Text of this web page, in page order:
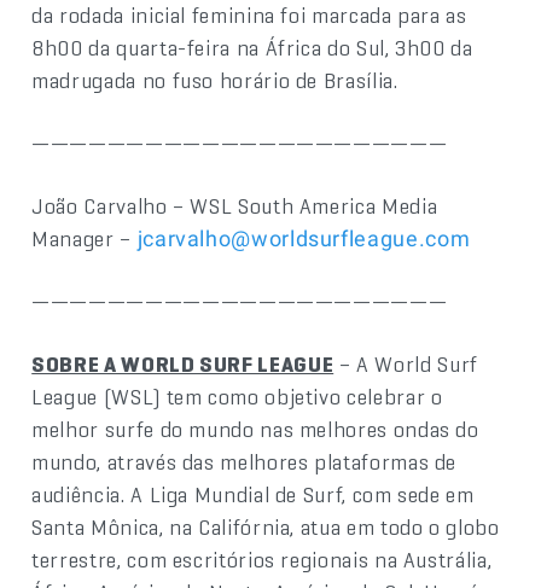
da rodada inicial feminina foi marcada para as
8h00 da quarta-feira na África do Sul, 3h00 da
madrugada no fuso horário de Brasília.
——————————————————————
João Carvalho – WSL South America Media
Manager – jcarvalho@worldsurfleague.com
——————————————————————
SOBRE A WORLD SURF LEAGUE – A World Surf
League (WSL) tem como objetivo celebrar o
melhor surfe do mundo nas melhores ondas do
mundo, através das melhores plataformas de
audiência. A Liga Mundial de Surf, com sede em
Santa Mônica, na Califórnia, atua em todo o globo
terrestre, com escritórios regionais na Austrália,